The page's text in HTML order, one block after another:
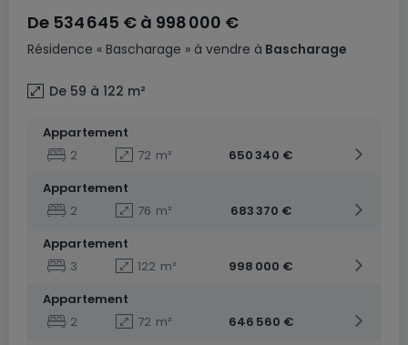
Résidence « Bascharage » à vendre à Bascharage
De 534 645 € à 998 000 €
De 59 à 122 m²
Appartement
2
72 m²
650 340 €
Appartement
2
76 m²
683 370 €
Appartement
3
122 m²
998 000 €
Appartement
2
72 m²
646 560 €